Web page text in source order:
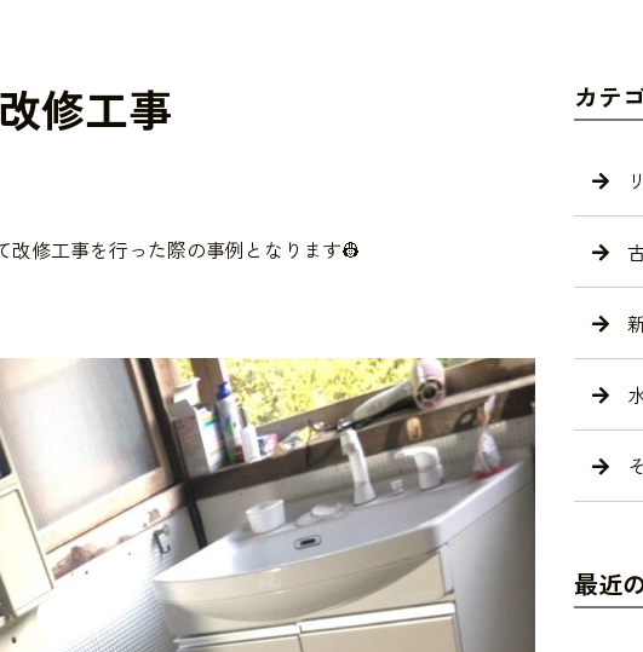
修工事
修工事を行った際の事例となります👷
カテ
最近